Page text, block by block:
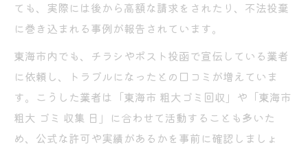
ても、実際には後から高額な請求をされたり、不法投棄
に巻き込まれる事例が報告されています。
東海市内でも、チラシやポスト投函で宣伝している業者
に依頼し、トラブルになったとの口コミが増えていま
す。こうした業者は「東海市 粗大ゴミ回収」や「東海市
粗大 ゴミ 収集 日」に合わせて活動することも多いた
め、公式な許可や実績があるかを事前に確認しましょ